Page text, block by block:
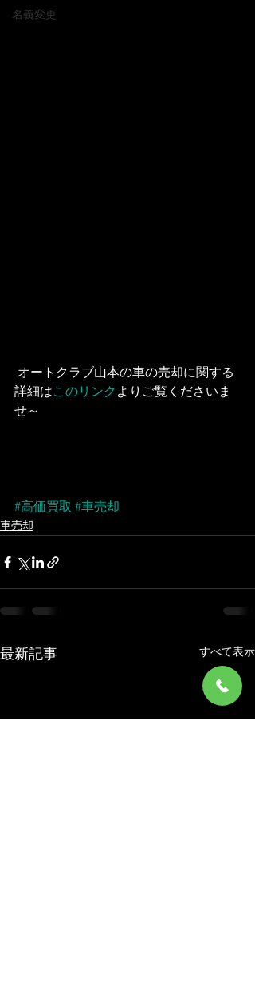
名義変更
詳細はこのリンク よりご覧くださいま
せ～
#高価買取 #車売却
車売却
最新記事 すべて表示